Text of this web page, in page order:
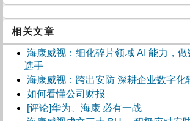
相关文章
海康威视：细化碎片领域 AI 能力，
选手
海康威视：跨出安防 深耕企业数字化
如何看懂公司财报
[评论]华为、海康 必有一战